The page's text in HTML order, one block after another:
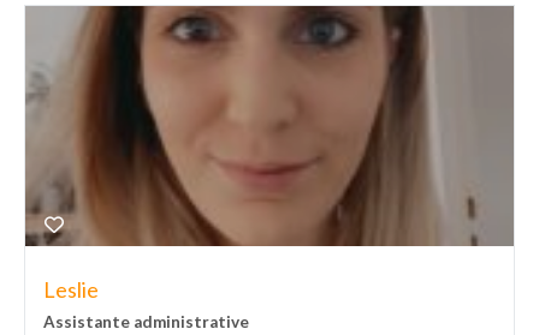
Leslie
Assistante administrative